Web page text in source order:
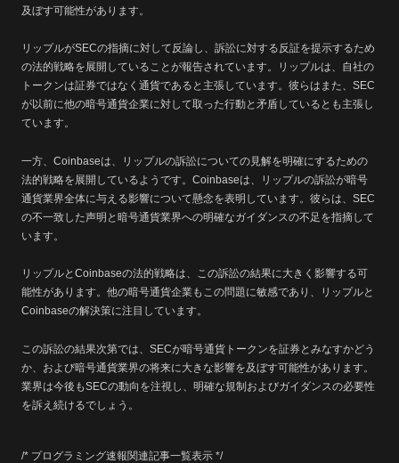
及ぼす可能性があります。
リップルがSECの指摘に対して反論し、訴訟に対する反証を提示するため
の法的戦略を展開していることが報告されています。リップルは、自社の
トークンは証券ではなく通貨であると主張しています。彼らはまた、SEC
が以前に他の暗号通貨企業に対して取った行動と矛盾しているとも主張し
ています。
一方、Coinbaseは、リップルの訴訟についての見解を明確にするための
法的戦略を展開しているようです。Coinbaseは、リップルの訴訟が暗号
通貨業界全体に与える影響について懸念を表明しています。彼らは、SEC
の不一致した声明と暗号通貨業界への明確なガイダンスの不足を指摘して
います。
リップルとCoinbaseの法的戦略は、この訴訟の結果に大きく影響する可
能性があります。他の暗号通貨企業もこの問題に敏感であり、リップルと
Coinbaseの解決策に注目しています。
この訴訟の結果次第では、SECが暗号通貨トークンを証券とみなすかどう
か、および暗号通貨業界の将来に大きな影響を及ぼす可能性があります。
業界は今後もSECの動向を注視し、明確な規制およびガイダンスの必要性
を訴え続けるでしょう。
/* プログラミング速報関連記事一覧表示 */